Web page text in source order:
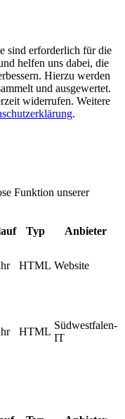
sind erforderlich für die
helfen uns dabei, die
Hierzu werden
und ausgewertet.
widerrufen. Weitere
.
Funktion unserer
Typ Anbieter
HTML Website
HTML
Südwestfalen-
IT